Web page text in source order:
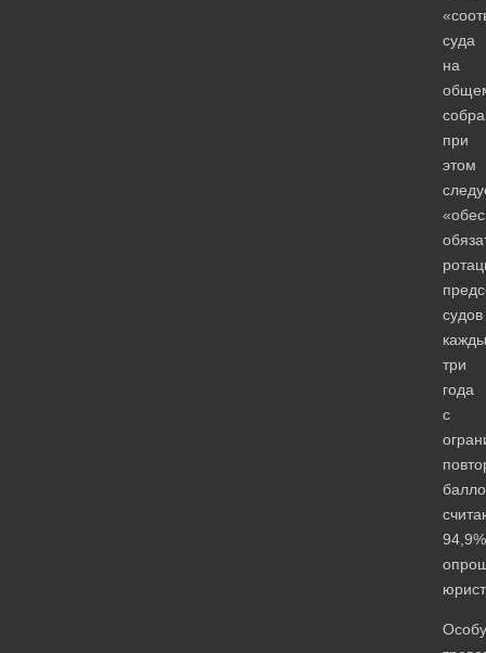
суда
на
при
этом
судов
три
года
с
94,9%